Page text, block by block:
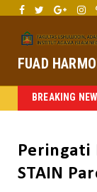
FUAD
BREAKING
dan Kegiatan
Peringati
STAIN